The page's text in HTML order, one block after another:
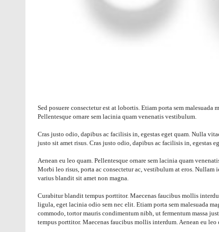
Sed posuere consectetur est at lobortis. Etiam porta sem
Pellentesque ornare sem lacinia quam venenatis vestibulum.
Cras justo odio, dapibus ac facilisis in, egestas eget quam. Nulla
justo sit amet risus. Cras justo odio, dapibus ac facilisis in, egestas
Aenean eu leo quam. Pellentesque ornare sem lacinia quam
Morbi leo risus, porta ac consectetur ac, vestibulum at eros.
varius blandit sit amet non magna.
Curabitur blandit tempus porttitor. Maecenas faucibus mollis
ligula, eget lacinia odio sem nec elit. Etiam porta sem malesuada
commodo, tortor mauris condimentum nibh, ut fermentum massa
tempus porttitor. Maecenas faucibus mollis interdum. Aenean eu